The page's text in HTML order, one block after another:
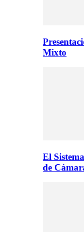
Mixto
El
de